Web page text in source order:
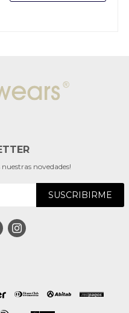
novedades!
SUSCRIBIRME
